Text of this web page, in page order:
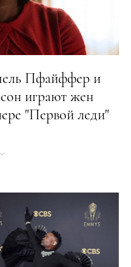
Пфайффер и
играют жен
"Первой леди"